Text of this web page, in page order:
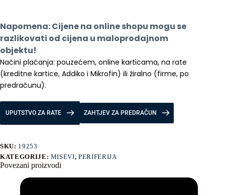
Napomena: Cijene na online shopu mogu se
razlikovati od cijena u maloprodajnom
objektu!
Načini plaćanja: pouzećem, online karticama, na rate
(kreditne kartice, Addiko i Mikrofin) ili žiralno (firme, po
predračunu).
UPUTSTVO ZA RATE ZAHTJEV ZA PREDRAČUN
SKU: 19253
KATEGORIJE: MISEVI,PERIFERIJA
Povezani proizvodi